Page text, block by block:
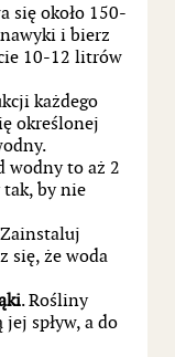
się około 150-
i bierz
10-12 litrów
każdego
określonej
wodny to aż 2
by nie
Zainstaluj
się, że woda
. Rośliny
spływ, a do